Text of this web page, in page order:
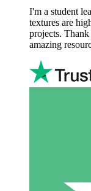
I'm a student
textures are
projects.
amazing